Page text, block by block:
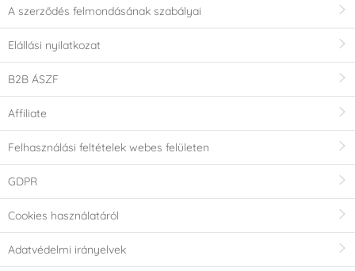
A szerződés felmondásának szabályai
Elállási nyilatkozat
B2B ÁSZF
Affiliate
Felhasználási feltételek webes felületen
GDPR
Cookies használatáról
Adatvédelmi irányelvek